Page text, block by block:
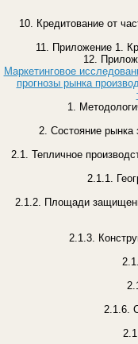
10. Кредитование от
11. Приложение 1.
12.
Маркетинговое
прогнозы рынка
1.
2. Состояние рынка
2.1. Тепличное
2.1.1.
2.1.2. Площади
2.1.3.
2.1.6.